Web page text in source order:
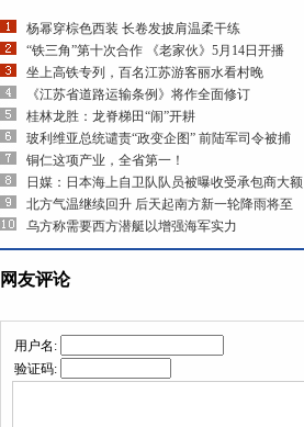
杨幂穿棕色西装 长卷发披肩温柔干练
“铁三角”第十次合作 《老家伙》5月14日开播
坐上高铁专列，百名江苏游客丽水看村晚
《江苏省道路运输条例》将作全面修订
桂林龙胜：龙脊梯田“闹”开耕
玻利维亚总统谴责“政变企图” 前陆军司令被捕
铜仁这项产业，全省第一！
日媒：日本海上自卫队队员被曝收受承包商大额
北方气温继续回升 后天起南方新一轮降雨将至
乌方称需要西方潜艇以增强海军实力
网友评论
用户名:
验证码: